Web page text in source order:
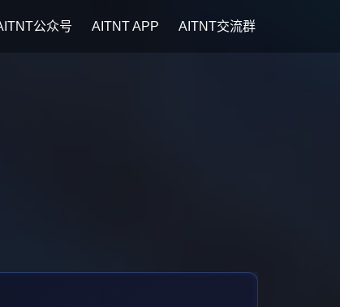
公众号 AITNT APP AITNT交流群